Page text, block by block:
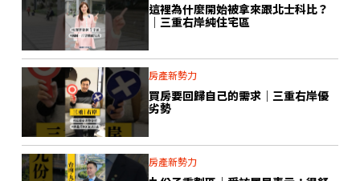
這裡為什麼開始被拿來跟北士科比？
｜三重右岸純住宅區
房產新勢力
買房要回歸自己的需求｜三重右岸優
劣勢
房產新勢力